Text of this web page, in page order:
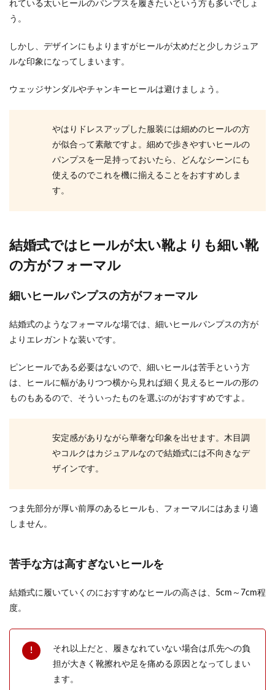
めに知っておきたいこと
という年齢差...
妊娠中は便秘解消して体重をしっかり
管理することが大切です
結婚式で花束を子供から！演出を成功
結婚式で花束を子供から贈ってもらう演出を見か
内が温かい優...
お父さんお母さんありがとう。感謝の
気持ちを手紙に書くコツ
さんへ「ありがとう」の感謝の気持ちを綴った手
けによってかなり違います
ルにしたい、豪...
会で幹事を任された時の会費
結婚式の二次会の幹事を任されることになった人
の中には、幹事も二次会の会費払うものなのか気
れている太いヒールのパンプスを履きたいという方も多いでしょ
う。
しかし、デザインにもよりますがヒールが太めだと少しカジュア
ルな印象になってしまいます。
ウェッジサンダルやチャンキーヒールは避けましょう。
やはりドレスアップした服装には細めのヒールの方
が似合って素敵ですよ。細めで歩きやすいヒールの
パンプスを一足持っておいたら、どんなシーンにも
使えるのでこれを機に揃えることをおすすめしま
す。
結婚式ではヒールが太い靴よりも細い靴
の方がフォーマル
細いヒールパンプスの方がフォーマル
結婚式のようなフォーマルな場では、細いヒールパンプスの方が
よりエレガントな装いです。
ピンヒールである必要はないので、細いヒールは苦手という方
は、ヒールに幅がありつつ横から見れば細く見えるヒールの形の
ものもあるので、そういったものを選ぶのがおすすめですよ。
安定感がありながら華奢な印象を出せます。木目調
やコルクはカジュアルなので結婚式には不向きなデ
ザインです。
つま先部分が厚い前厚のあるヒールも、フォーマルにはあまり適
しません。
苦手な方は高すぎないヒールを
結婚式に履いていくのにおすすめなヒールの高さは、5cm～7cm程
度。
それ以上だと、履きなれていない場合は爪先への負
担が大きく靴擦れや足を痛める原因となってしまい
ます。